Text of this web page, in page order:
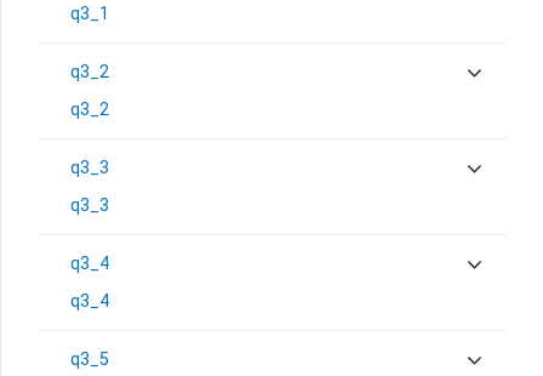
q3_1
q3_2
q3_2
q3_3
q3_3
q3_4
q3_4
q3_5